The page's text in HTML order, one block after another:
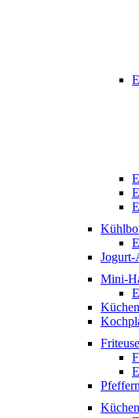
Jogurt-
Mini-